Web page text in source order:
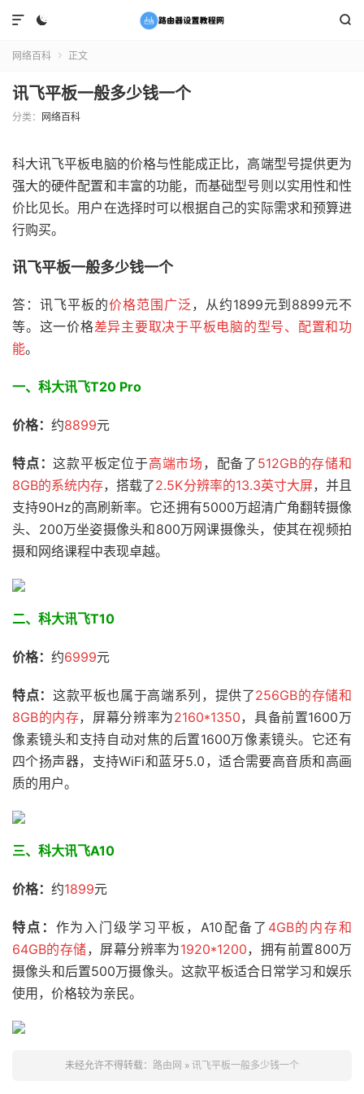
 

网络百科  正文
讯飞平板一般多少钱一个
分类： 网络百科
科大讯飞平板电脑的价格与性能成正比，高端型号提供更为
强大的硬件配置和丰富的功能，而基础型号则以实用性和性
价比见长。用户在选择时可以根据自己的实际需求和预算进
行购买。
讯飞平板一般多少钱一个
答：讯飞平板的价格范围广泛 ，从约1899元到8899元不
等。这一价格差异主要取决于平板电脑的型号、配置和功
能。
一、科大讯飞T20 Pro
价格： 约8899元
特点：这款平板定位于高端市场 ，配备了 512GB的存储和
8GB的系统内存，搭载了2.5K分辨率的13.3英寸大屏，并且
支持90Hz的高刷新率。它还拥有5000万超清广角翻转摄像
头、200万坐姿摄像头和800万网课摄像头，使其在视频拍
摄和网络课程中表现卓越。
二、科大讯飞T10
价格： 约6999元
特点： 这款平板也属于高端系列，提供了256GB的存储和
8GB的内存，屏幕分辨率为2160*1350，具备前置1600万
像素镜头和支持自动对焦的后置1600万像素镜头。它还有
四个扬声器，支持WiFi和蓝牙5.0，适合需要高音质和高画
质的用户。
三、科大讯飞A10
价格： 约1899元
特点： 作为入门级学习平板，A10配备了 4GB的内存和
64GB的存储，屏幕分辨率为1920*1200，拥有前置800万
摄像头和后置500万摄像头。这款平板适合日常学习和娱乐
使用，价格较为亲民。
未经允许不得转载： 路由网 » 讯飞平板一般多少钱一个